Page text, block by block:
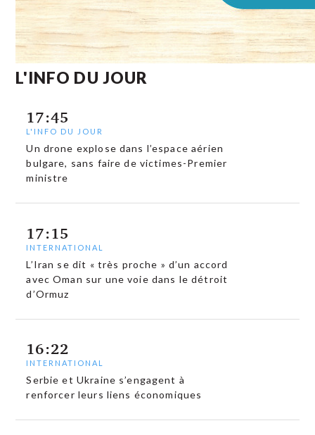
L'INFO DU JOUR
17:45
L'INFO DU JOUR
Un drone explose dans l’espace aérien
bulgare, sans faire de victimes-Premier
ministre
17:15
INTERNATIONAL
L’Iran se dit « très proche » d’un accord
avec Oman sur une voie dans le détroit
d’Ormuz
16:22
INTERNATIONAL
Serbie et Ukraine s’engagent à
renforcer leurs liens économiques